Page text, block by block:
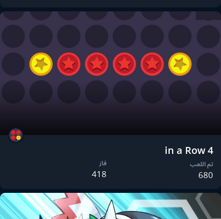
4 in a Row
تم اللعب
680
فاز
418